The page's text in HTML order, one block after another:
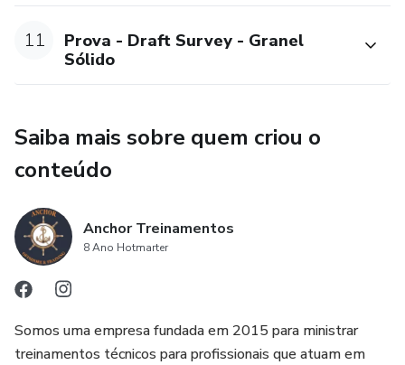
11
Prova - Draft Survey - Granel
Sólido
Saiba mais sobre quem criou o
conteúdo
Anchor Treinamentos
8 Ano Hotmarter
Somos uma empresa fundada em 2015 para ministrar
treinamentos técnicos para profissionais que atuam em